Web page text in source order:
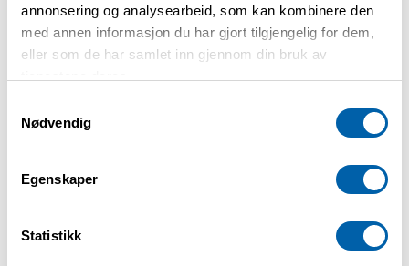
annonsering og analysearbeid, som kan kombinere den
med annen informasjon du har gjort tilgjengelig for dem,
eller som de har samlet inn gjennom din bruk av
Nødvendig
Egenskaper
Statistikk
parfymefrie. Vi ber dere møte uten
parfyme. Har dere dyr, skift rett før du
drar, slik at dyreallergener ikke blir med.
Om du røyker, ikke røyk før
geistoe@online.no